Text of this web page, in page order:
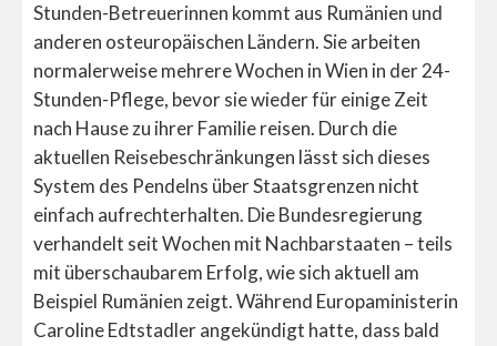
Stunden-Betreuerinnen kommt aus Rumänien und
anderen osteuropäischen Ländern. Sie arbeiten
normalerweise mehrere Wochen in Wien in der 24-
Stunden-Pflege, bevor sie wieder für einige Zeit
nach Hause zu ihrer Familie reisen. Durch die
aktuellen Reisebeschränkungen lässt sich dieses
System des Pendelns über Staatsgrenzen nicht
einfach aufrechterhalten. Die Bundesregierung
verhandelt seit Wochen mit Nachbarstaaten – teils
mit überschaubarem Erfolg, wie sich aktuell am
Beispiel Rumänien zeigt. Während Europaministerin
Caroline Edtstadler angekündigt hatte, dass bald